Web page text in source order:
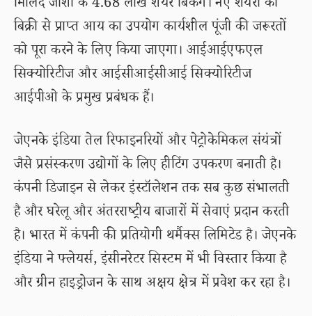
मिलिंद जोशी के 4.68 लाख शेयर बिकेंगे। नए शेयरों की
बिक्री से प्राप्त आय का उपयोग कार्यशील पूंजी की जरूरतों
को पूरा करने के लिए किया जाएगा। आईआईएफएल
सिक्योरिटीज और आईसीआईसीआई सिक्योरिटीज
आईपीओ के प्रमुख प्रबंधक हैं।
जेएनके इंडिया तेल रिफाइनरियों और पेट्रोकेमिकल संयंत्रों
जैसे प्रसंस्करण उद्योगों के लिए हीटिंग उपकरण बनाती है।
कंपनी डिजाइन से लेकर इंस्टॉलेशन तक सब कुछ संभालती
है और घरेलू और अंतरराष्ट्रीय बाजारों में सेवाएं प्रदान करती
है। भारत में कंपनी की प्रतियोगी थर्मैक्स लिमिटेड है। जेएनके
इंडिया ने फ्लेयर्स, इंसीनरेटर सिस्टम में भी विस्तार किया है
और ग्रीन हाइड्रोजन के साथ अक्षय क्षेत्र में प्रवेश कर रहा है।